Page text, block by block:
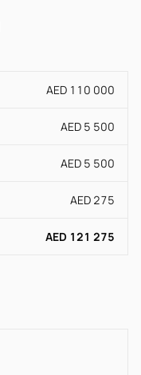
AED 110 000
AED 5 500
AED 5 500
AED 275
AED 121 275